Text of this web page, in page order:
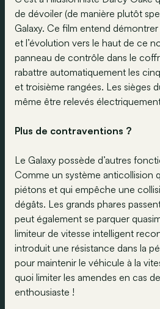
de dévoiler (de manière plutôt
Galaxy. Ce film entend
et l’évolution vers le haut de ce
panneau de contrôle dans le
rabattre automatiquement les
et troisième rangées. Les sièges
même être relevés
Plus de contraventions ?
Le Galaxy possède d’autres
Comme un système anticollision
piétons et qui empêche une
dégâts. Les grands phares
peut également se parquer
limiteur de vitesse intelligent
introduit une résistance dans la
pour maintenir le véhicule à la
quoi limiter les amendes en cas
enthousiaste !